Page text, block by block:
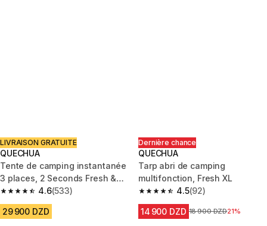
LIVRAISON GRATUITE
QUECHUA
Tente de camping instantanée
3 places, 2 Seconds Fresh &
Black
4.6
4.6 out of 5 stars from 533 reviews
(533)
29 900 DZD
Dernière chance
QUECHUA
Tarp abri de camping
multifonction, Fresh XL
4.5
4.5 out of 5 stars from 92
(92)
14 900 DZD Prix avant la réduction
18 900 DZD21%